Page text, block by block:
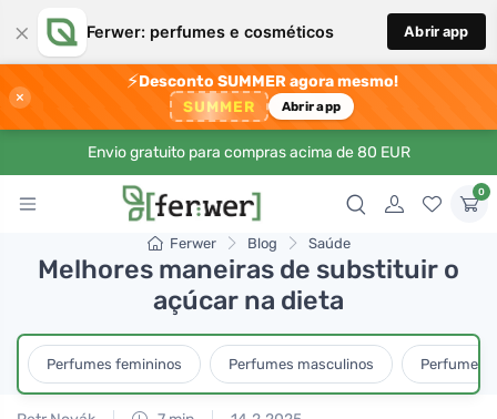
× Ferwer: perfumes e cosméticos Abrir app
×
⚡Desconto SUMMER agora mesmo!
SUMMER Abrir app
Envio gratuito para compras acima de 80 EUR
0
Ferwer Blog Saúde
Melhores maneiras de substituir o
açúcar na dieta
Perfumes femininos Perfumes masculinos Perfumes